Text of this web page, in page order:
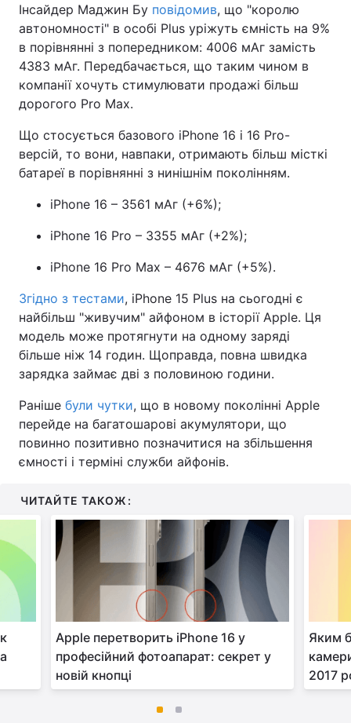
Інсайдер Маджин Бу повідомив, що "королю
автономності" в особі Plus уріжуть ємність на 9%
в порівнянні з попередником: 4006 мАг замість
4383 мАг. Передбачається, що таким чином в
компанії хочуть стимулювати продажі більш
дорогого Pro Max.
Що стосується базового iPhone 16 і 16 Pro-
версій, то вони, навпаки, отримають більш місткі
батареї в порівнянні з нинішнім поколінням.
iPhone 16 – 3561 мАг (+6%);
iPhone 16 Pro – 3355 мАг (+2%);
iPhone 16 Pro Max – 4676 мАг (+5%).
Згідно з тестами, iPhone 15 Plus на сьогодні є
найбільш "живучим" айфоном в історії Apple. Ця
модель може протягнути на одному заряді
більше ніж 14 годин. Щоправда, повна швидка
зарядка займає дві з половиною години.
Раніше були чутки, що в новому поколінні Apple
перейде на багатошарові акумулятори, що
повинно позитивно позначитися на збільшення
ємності і терміні служби айфонів.
ЧИТАЙТЕ ТАКОЖ:
Apple перетворить iPhone 16 у
професійний фотоапарат: секрет у
новій кнопці
Яким
2017